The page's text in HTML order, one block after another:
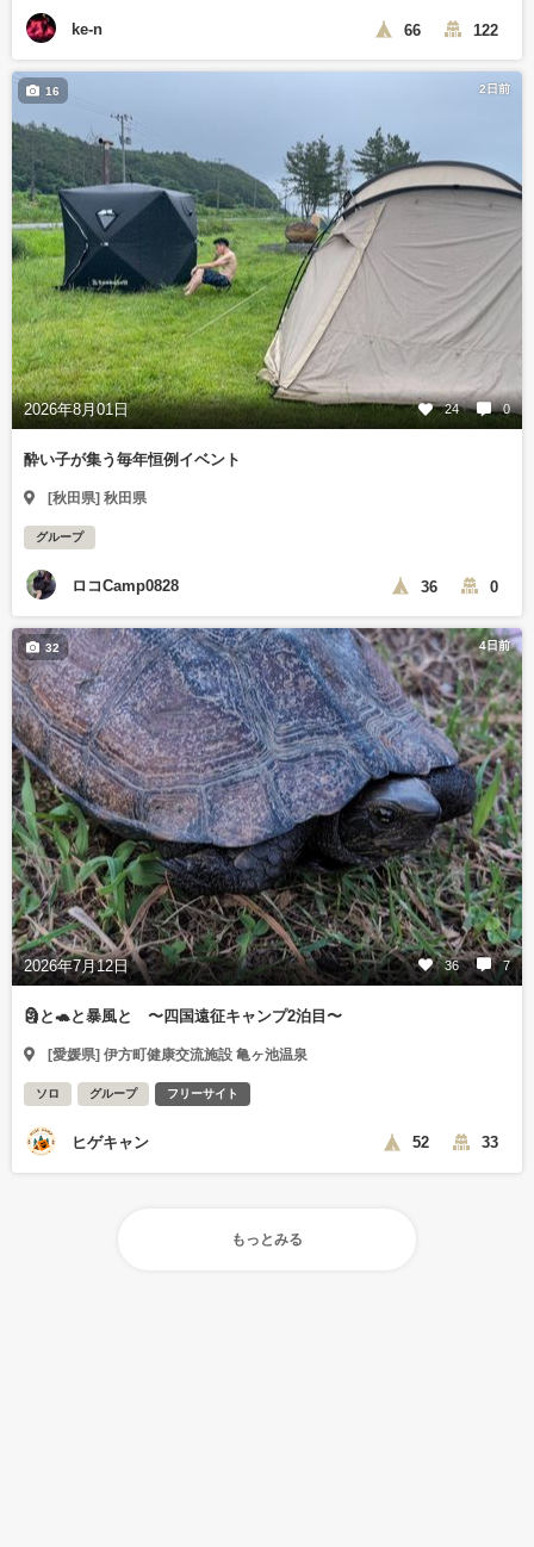
ke-n 66 122
2日前
2026年8月01日 24 0
16
酔い子が集う毎年恒例イベント
[秋田県] 秋田県
グループ
ロコCamp0828 36 0
4日前
2026年7月12日 36 7
32
🗿と🐢と暴風と 〜四国遠征キャンプ2泊目〜
[愛媛県] 伊方町健康交流施設 亀ヶ池温泉
ソロ グループ フリーサイト
ヒゲキャン 52 33
もっとみる